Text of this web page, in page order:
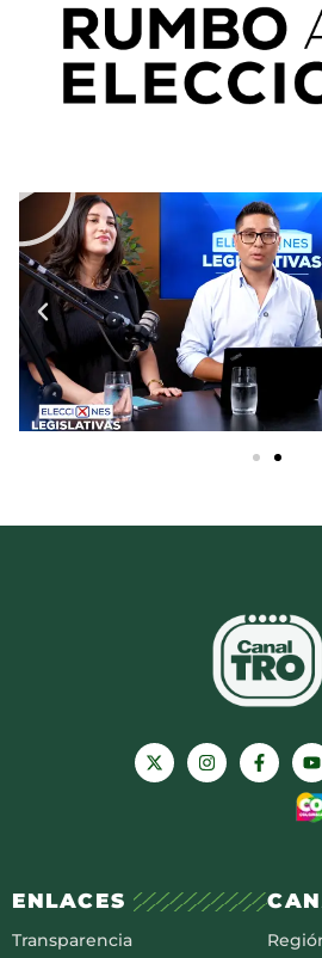
ENLACES
Transparencia